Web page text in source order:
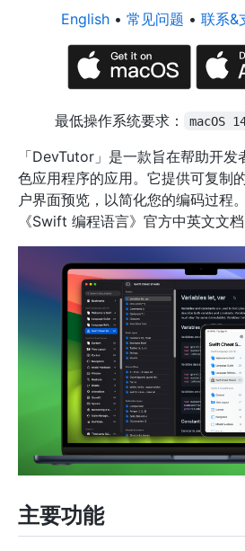
English• 常见问题 • 联系&
最低操作系统要求： macOS
「DevTutor」是一款旨在帮助开
色应用程序的应用。它提供可复制
户界面预览，以简化您的编码过程
《Swift 编程语言》官方中英文文档
主要功能